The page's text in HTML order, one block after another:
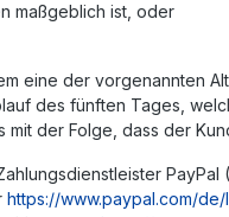
maßgeblich ist, oder
eine der vorgenannten
des fünften Tages,
der Folge, dass der
PayPal
https://www.paypal.com/